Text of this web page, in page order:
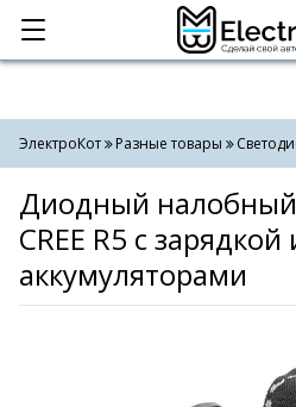
Категории Поиск
ЭлектроКот Разные товары
Диодный
CREE R5 с зарядкой
аккумуляторами